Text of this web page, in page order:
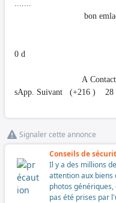
bon
prix de
0
A Contacter
sApp. Suivant (+216 ) 28
Signaler cette annonce
Conseils de
Il y a des millions
attention aux biens
photos
pas été prises par